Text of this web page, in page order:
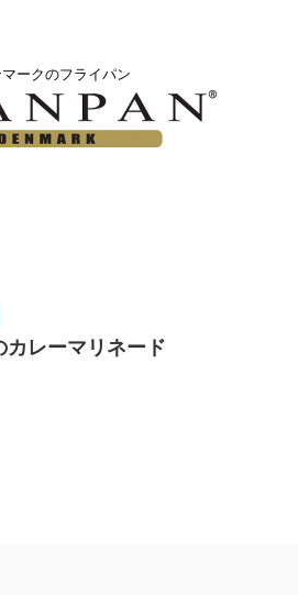
ークのフライパン
カレーマリネード